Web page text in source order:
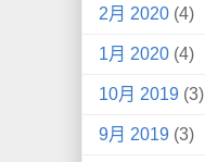
2月 2020 (4)
1月 2020 (4)
10月 2019 (3)
9月 2019 (3)